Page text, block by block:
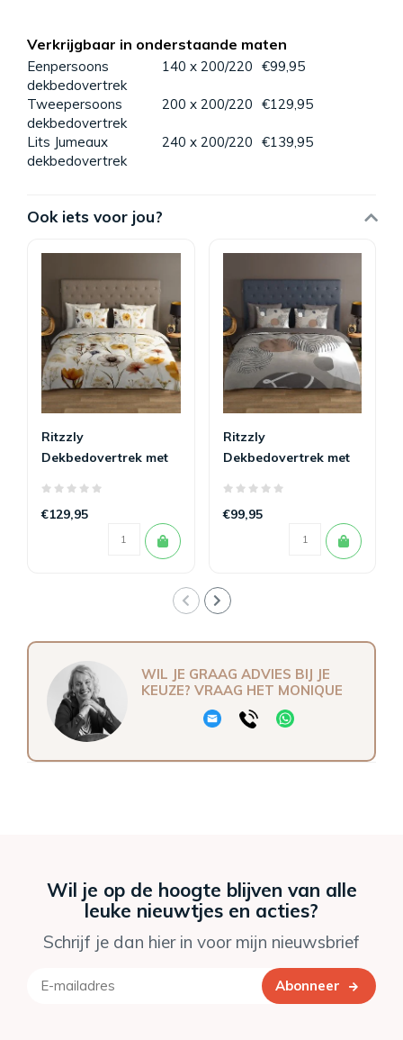
Verkrijgbaar in onderstaande maten
Eenpersoons
dekbedovertrek
140 x 200/220 €99,95
Tweepersoons
dekbedovertrek
200 x 200/220 €129,95
Lits Jumeaux
dekbedovertrek
240 x 200/220 €139,95
Ook iets voor jou?
Ritzzly
Dekbedovertrek met
€129,95
Ritzzly
Dekbedovertrek met
€99,95
WIL JE GRAAG ADVIES BIJ JE
KEUZE? VRAAG HET MONIQUE
Wil je op de hoogte blijven van alle
leuke nieuwtjes en acties?
Schrijf je dan hier in voor mijn nieuwsbrief
Abonneer